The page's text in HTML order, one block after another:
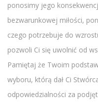
ponosimy jego
bezwarunkowej miłości,
czego potrzebuje do
pozwoli Ci się uwolnić od
Pamiętaj że Twoim
wyboru, którą dał Ci
odpowiedzialności za